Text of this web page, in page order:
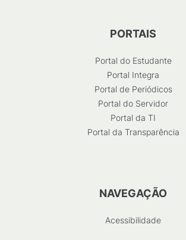
PORTAIS
Portal do Estudante
Portal Integra
Portal de Periódicos
Portal do Servidor
Portal da TI
Portal da Transparência
NAVEGAÇÃO
Acessibilidade